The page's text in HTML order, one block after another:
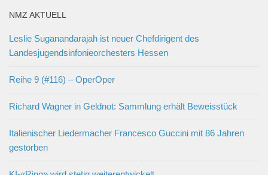
NMZ AKTUELL
Leslie Suganandarajah ist neuer Chefdirigent des
Landesjugendsinfonieorchesters Hessen
Reihe 9 (#116) – OperOper
Richard Wagner in Geldnot: Sammlung erhält Beweisstück
Italienischer Liedermacher Francesco Guccini mit 86 Jahren
gestorben